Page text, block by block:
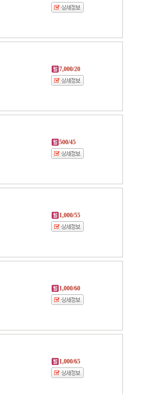
7,000/20
500/45
1,000/55
1,000/60
1,000/65